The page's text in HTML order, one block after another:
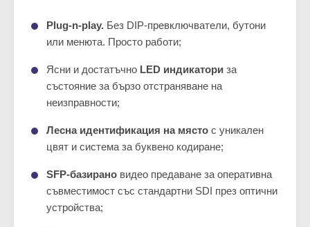
Plug-n-play. Без DIP-превключватели, бутони
или менюта. Просто работи;
Ясни и достатъчно LED индикатори за
състояние за бързо отстраняване на
неизправности;
Лесна идентификация на място с уникален
цвят и система за буквено кодиране;
SFP-базирано видео предаване за оперативна
съвместимост със стандартни SDI през оптични
устройства;